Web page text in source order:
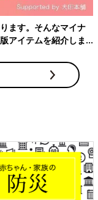
キリとさせるのにお
の味噌とだしの素
つけたセリアの
4選
して話題のワード
ムをご紹介しまし
する必要のある冷蔵
ぜひセリアのプチプ
くださいね。
ます。そんなマイナ
アイテムを紹介しま